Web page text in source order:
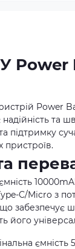
Power
Power
надійність та
підтримку
пристроїв.
C/Micro з
забезпечує
його
ємність